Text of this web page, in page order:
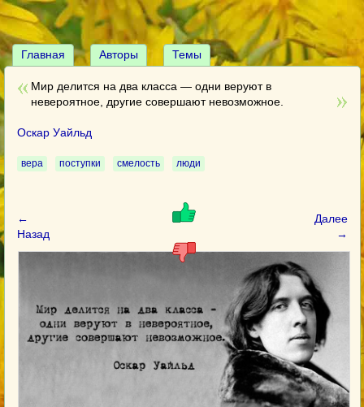
Главная Авторы Темы
Мир делится на два класса — одни веруют в
невероятное, другие совершают невозможное.
Оскар Уайльд
вера поступки смелость люди
←
Назад
Далее
→